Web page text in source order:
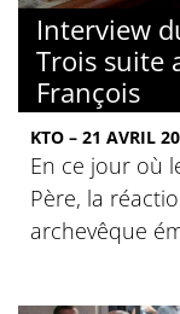
Interview
Trois suite
François
KTO – 21 AVRIL
En ce jour où
Père, la
archevêque